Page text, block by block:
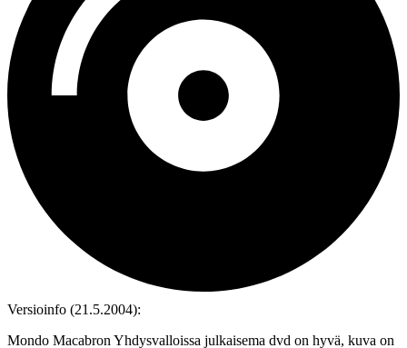
Versioinfo (21.5.2004):
Mondo Macabron Yhdysvalloissa julkaisema dvd on hyvä, kuva on